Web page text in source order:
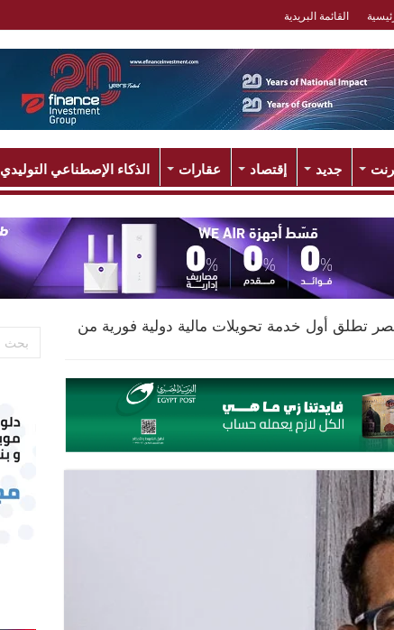
القائمة البريدية
جديد إقتصاد عقارات الذكاء الإصطناعي التوليدي
تطلق أول خدمة تحويلات مالية دولية فورية من